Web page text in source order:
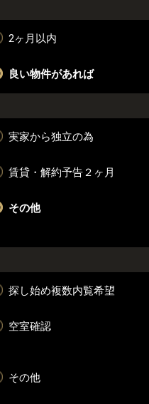
2ヶ月以内
良い物件があれば
実家から独立の為
賃貸・解約予告２ヶ月
その他
探し始め複数内覧希望
空室確認
その他